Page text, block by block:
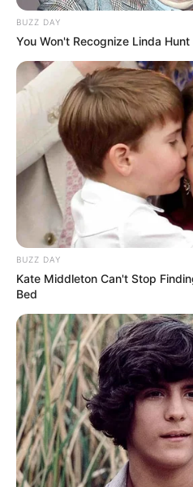
BUZZ DAY
You Won't Recognize Linda
BUZZ DAY
Kate Middleton Can't Stop
Bed